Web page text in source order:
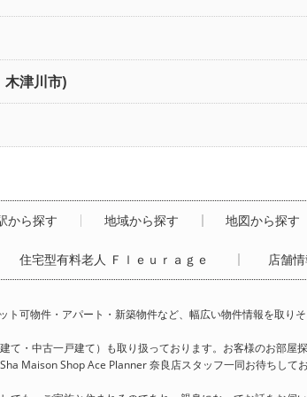
津川市)
から探す 地域から探す 地図から探す
住宅型有料老人 Ｆｌｅｕｒａｇｅ 店舗
可物件・アパート・新築物件など、幅広い物件情報を取りそ
・中古一戸建て）も取り扱っております。お客様のお部
Maison Shop Ace Planner 奈良店スタッフ一同お待ちしてお